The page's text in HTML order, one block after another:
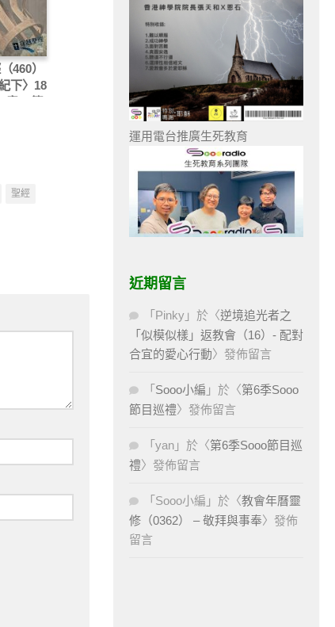
460）
下〉18
聖經
運用電台推廣生死教育
近期留言
「 Pinky 」於〈逆境追光者之
「似模似樣」返教會（16）- 配對
合宜的愛心行動〉發佈留言
「 Sooo小編 」於〈第6季Sooo
節目巡禮〉發佈留言
「 yan 」於〈第6季Sooo節目巡
禮〉發佈留言
「 Sooo小編 」於〈教會年曆靈
修（0362） – 敬拜與事奉〉發佈
留言